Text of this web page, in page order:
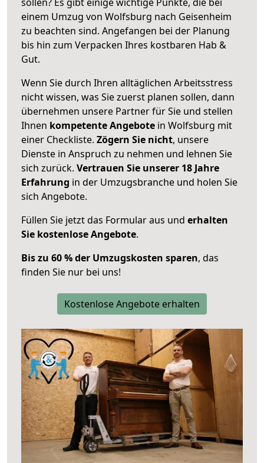
einem Umzug von Wolfsburg nach Geisenheim
zu beachten sind. Angefangen bei der Planung
bis hin zum Verpacken Ihres kostbaren Hab &
Gut.
Wenn Sie durch Ihren alltäglichen Arbeitsstress
nicht wissen, was Sie zuerst planen sollen, dann
übernehmen unsere Partner für Sie und stellen
Ihnen kompetente Angebote in Wolfsburg mit
einer Checkliste. Zögern Sie nicht, unsere
Dienste in Anspruch zu nehmen und lehnen Sie
sich zurück. Vertrauen Sie unserer 18 Jahre
Erfahrung in der Umzugsbranche und holen Sie
sich Angebote.
Füllen Sie jetzt das Formular aus und erhalten
Sie kostenlose Angebote.
Bis zu 60 % der Umzugskosten sparen, das
finden Sie nur bei uns!
Kostenlose Angebote erhalten